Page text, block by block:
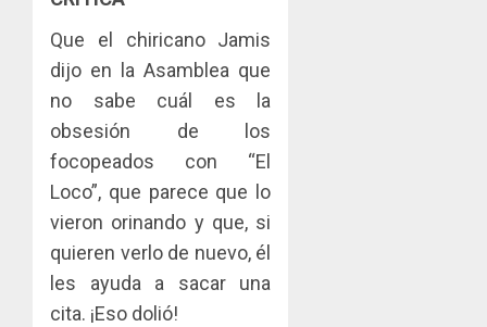
Que el chiricano Jamis
dijo en la Asamblea que
no sabe cuál es la
obsesión de los
focopeados con “El
Loco”, que parece que lo
vieron orinando y que, si
quieren verlo de nuevo, él
les ayuda a sacar una
cita. ¡Eso dolió!